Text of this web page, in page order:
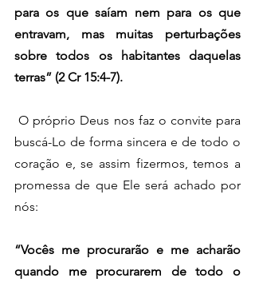
para os que saíam nem para os que
entravam, mas muitas perturbações
sobre todos os habitantes daquelas
terras” (2 Cr 15:4-7).
O próprio Deus nos faz o convite para
buscá-Lo de forma sincera e de todo o
coração e, se assim fizermos, temos a
promessa de que Ele será achado por
nós:
“Vocês me procurarão e me acharão
quando me procurarem de todo o